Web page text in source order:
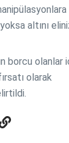
altını
borcu olanlar
olarak